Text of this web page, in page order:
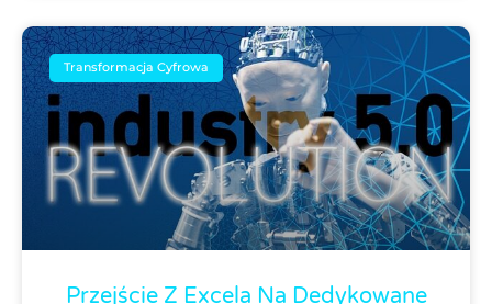
Transformacja Cyfrowa
Przejście Z Excela Na Dedykowane